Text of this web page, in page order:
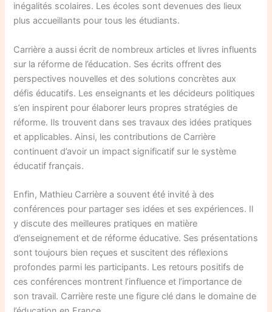
inégalités scolaires. Les écoles sont devenues des lieux
plus accueillants pour tous les étudiants.
Carrière a aussi écrit de nombreux articles et livres influents
sur la réforme de l’éducation. Ses écrits offrent des
perspectives nouvelles et des solutions concrètes aux
défis éducatifs. Les enseignants et les décideurs politiques
s’en inspirent pour élaborer leurs propres stratégies de
réforme. Ils trouvent dans ses travaux des idées pratiques
et applicables. Ainsi, les contributions de Carrière
continuent d’avoir un impact significatif sur le système
éducatif français.
Enfin, Mathieu Carrière a souvent été invité à des
conférences pour partager ses idées et ses expériences. Il
y discute des meilleures pratiques en matière
d’enseignement et de réforme éducative. Ses présentations
sont toujours bien reçues et suscitent des réflexions
profondes parmi les participants. Les retours positifs de
ces conférences montrent l’influence et l’importance de
son travail. Carrière reste une figure clé dans le domaine de